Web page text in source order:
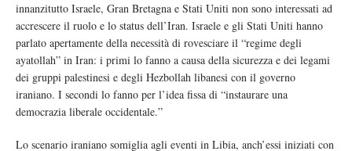
innanzitutto Israele, Gran Bretagna e Stati Uniti non sono interessati ad
accrescere il ruolo e lo status dell’Iran. Israele e gli Stati Uniti hanno
parlato apertamente della necessità di rovesciare il “regime degli
ayatollah” in Iran: i primi lo fanno a causa della sicurezza e dei legami
dei gruppi palestinesi e degli Hezbollah libanesi con il governo
iraniano. I secondi lo fanno per l’idea fissa di “instaurare una
democrazia liberale occidentale.”
Lo scenario iraniano somiglia agli eventi in Libia, anch’essi iniziati con